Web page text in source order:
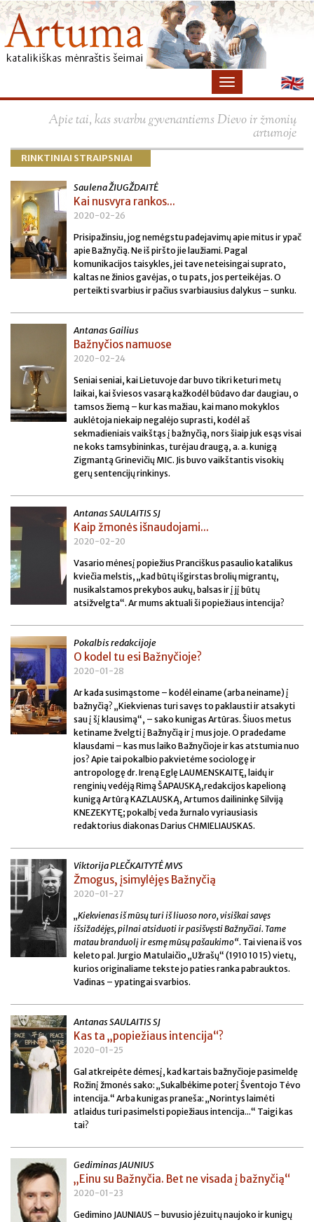
Apie tai, kas svarbu gyvenantiems Dievo ir žmonių
artumoje
RINKTINIAI STRAIPSNIAI
Saulena ŽIUGŽDAITĖ
Kai nusvyra rankos...
2020-02-26
Prisipažinsiu, jog nemėgstu padejavimų apie mitus ir ypač
apie Bažnyčią. Ne iš piršto jie laužiami. Pagal
komunikacijos taisykles, jei tave neteisingai suprato,
kaltas ne žinios gavėjas, o tu pats, jos perteikėjas. O
perteikti svarbius ir pačius svarbiausius dalykus – sunku.
Antanas Gailius
Bažnyčios namuose
2020-02-24
Seniai seniai, kai Lietuvoje dar buvo tikri keturi metų
laikai, kai šviesos vasarą kažkodėl būdavo dar daugiau, o
tamsos žiemą – kur kas mažiau, kai mano mokyklos
auklėtoja niekaip negalėjo suprasti, kodėl aš
sekmadieniais vaikštąs į bažnyčią, nors šiaip juk esąs visai
ne koks tamsybininkas, turėjau draugą, a. a. kunigą
Zigmantą Grinevičių MIC. Jis buvo vaikštantis visokių
gerų sentencijų rinkinys.
Antanas SAULAITIS SJ
Kaip žmonės išnaudojami...
2020-02-20
Vasario mėnesį popiežius Pranciškus pasaulio katalikus
kviečia melstis, „kad būtų išgirstas brolių migrantų,
nusikalstamos prekybos aukų, balsas ir į jį būtų
atsižvelgta“. Ar mums aktuali ši popiežiaus intencija?
Pokalbis redakcijoje
O kodel tu esi Bažnyčioje?
2020-01-28
Ar kada susimąstome – kodėl einame (arba neiname) į
bažnyčią? „Kiekvienas turi savęs to paklausti ir atsakyti
sau į šį klausimą“, – sako kunigas Artūras. Šiuos metus
ketiname žvelgti į Bažnyčią ir į mus joje. O pradedame
klausdami – kas mus laiko Bažnyčioje ir kas atstumia nuo
jos? Apie tai pokalbio pakvietėme sociologę ir
antropologę dr. Ireną Eglę LAUMENSKAITĘ, laidų ir
renginių vedėją Rimą ŠAPAUSKĄ,redakcijos kapelioną
kunigą Artūrą KAZLAUSKĄ, Artumos dailininkę Silviją
KNEZEKYTĘ; pokalbį veda žurnalo vyriausiasis
redaktorius diakonas Darius CHMIELIAUSKAS.
Viktorija PLEČKAITYTĖ MVS
Žmogus, įsimylėjęs Bažnyčią
2020-01-27
„Kiekvienas iš mūsų turi iš liuoso noro, visiškai savęs
išsižadėjęs, pilnai atsiduoti ir pasišvęsti Bažnyčiai. Tame
matau branduolį ir esmę mūsų pašaukimo“. Tai viena iš vos
keleto pal. Jurgio Matulaičio „Užrašų“ (1910 10 15) vietų,
kurios originaliame tekste jo paties ranka pabrauktos.
Vadinas – ypatingai svarbios.
Antanas SAULAITIS SJ
Kas ta „popiežiaus intencija“?
2020-01-25
Gal atkreipėte dėmesį, kad kartais bažnyčioje pasimeldę
Rožinį žmonės sako: „Sukalbėkime poterį Šventojo Tėvo
intencija.“ Arba kunigas praneša: „Norintys laimėti
atlaidus turi pasimelsti popiežiaus intencija...“ Taigi kas
tai?
Gediminas JAUNIUS
„Einu su Bažnyčia. Bet ne visada į bažnyčią“
2020-01-23
Gedimino JAUNIAUS – buvusio jėzuitų naujoko ir kunigų
×